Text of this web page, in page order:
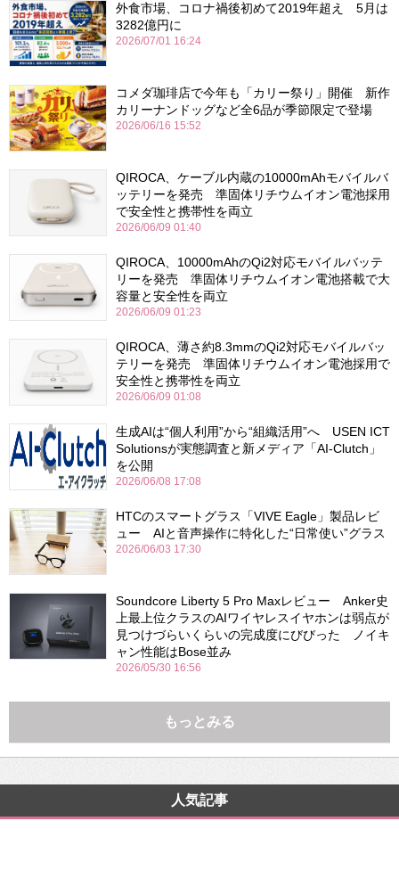
外食市場、コロナ禍後初めて2019年超え 5月は
3282億円に
2026/07/01 16:24
コメダ珈琲店で今年も「カリー祭り」開催 新作
カリーナンドッグなど全6品が季節限定で登場
2026/06/16 15:52
QIROCA、ケーブル内蔵の10000mAhモバイルバ
ッテリーを発売 準固体リチウムイオン電池採用
で安全性と携帯性を両立
2026/06/09 01:40
QIROCA、10000mAhのQi2対応モバイルバッテ
リーを発売 準固体リチウムイオン電池搭載で大
容量と安全性を両立
2026/06/09 01:23
QIROCA、薄さ約8.3mmのQi2対応モバイルバッ
テリーを発売 準固体リチウムイオン電池採用で
安全性と携帯性を両立
2026/06/09 01:08
生成AIは“個人利用”から“組織活用”へ USEN ICT
Solutionsが実態調査と新メディア「AI-Clutch」
を公開
2026/06/08 17:08
HTCのスマートグラス「VIVE Eagle」製品レビ
ュー AIと音声操作に特化した“日常使い”グラス
2026/06/03 17:30
Soundcore Liberty 5 Pro Maxレビュー Anker史
上最上位クラスのAIワイヤレスイヤホンは弱点が
見つけづらいくらいの完成度にびびった ノイキ
ャン性能はBose並み
2026/05/30 16:56
もっとみる
人気記事